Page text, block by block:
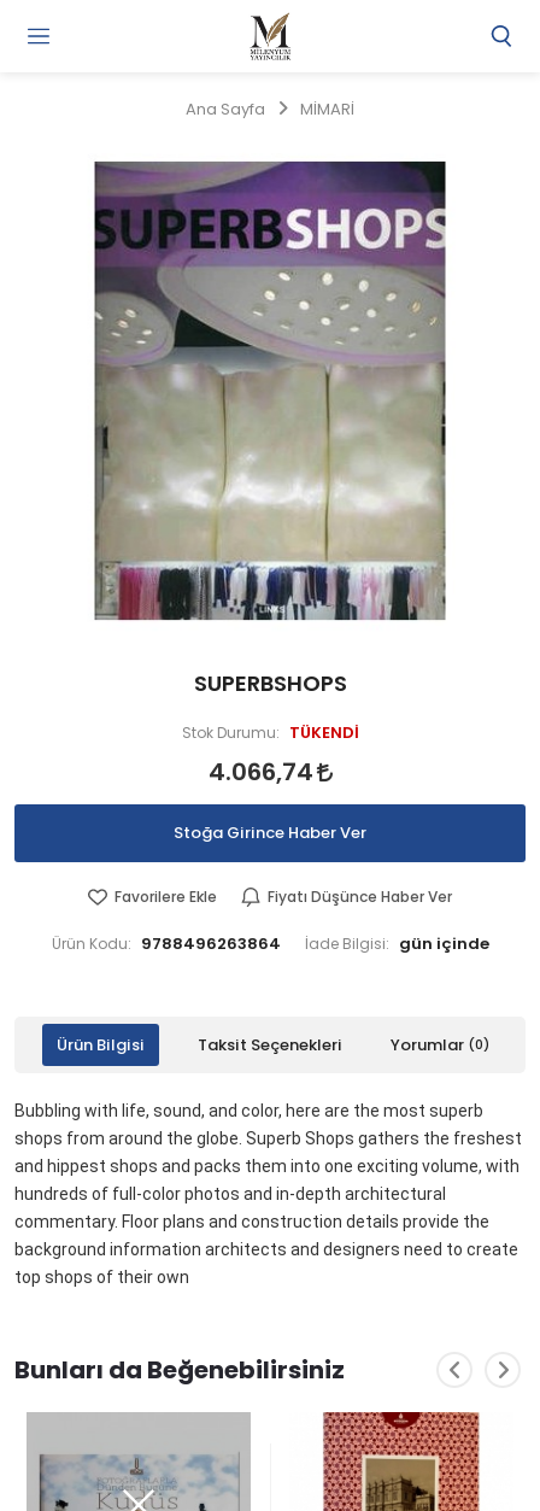
Ana Sayfa MİMARİ
SUPERBSHOPS
Stok Durumu: TÜKENDİ
4.066,74
Stoğa Girince Haber Ver
Favorilere Ekle Fiyatı Düşünce Haber Ver
Ürün Kodu: 9788496263864 İade Bilgisi:
Ürün Bilgisi Taksit Seçenekleri Yorumlar (0)
Bubbling with life, sound, and color, here are the most superb
shops from around the globe. Superb Shops gathers the freshest
and hippest shops and packs them into one exciting volume, with
hundreds of full-color photos and in-depth architectural
commentary. Floor plans and construction details provide the
background information architects and designers need to create
top shops of their own
Bunları da Beğenebilirsiniz